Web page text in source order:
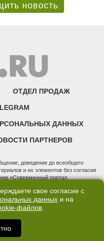
новость
ОТДЕЛ ПРОДАЖ
ДАННЫХ
ПАРТНЕРОВ
доведение до всеобщего
и их элементов без согласия
«Современный портал
и массовых коммуникаций
№ ФС 77 - 76634 от 02.09.2019
"66.ру". Юридический
продаж: 620014, Свердловская
3, оф. 7015, +7 (343) 288-50-66
Владимирович
свое согласие с
данных и на
файлов.